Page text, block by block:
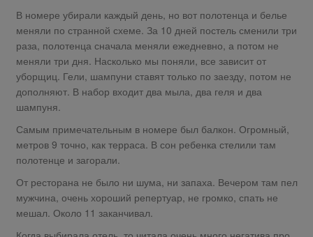
В номере убирали каждый день, но вот полотенца и белье
меняли по странной схеме. За 10 дней постель сменили три
раза, полотенца сначала меняли ежедневно, а потом не
меняли три дня. Насколько мы поняли, все зависит от
уборщиц. Гели, шампуни ставят только по заезду, потом не
дополняют. В набор входит два мыла, два геля и два
шампуня.
Самым примечательным в номере был балкон. Огромный,
метров 9 точно, как терраса. В сон ребенка стелили там
полотенце и загорали.
От ресторана не было ни шума, ни запаха. Вечером там пел
мужчина, очень хороший репертуар, не громко, спать не
мешал. Около 11 заканчивал.